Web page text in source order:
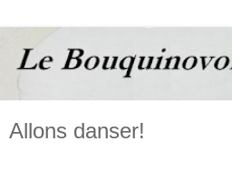
Allons danser!